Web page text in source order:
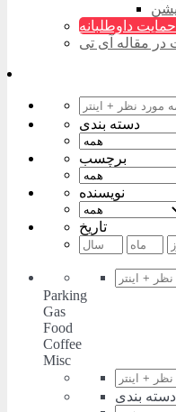
حمایت داوطلبانه
در مقاله آی تی
دسته بندی
برچسب
نویسنده
تاریخ
Parking
Gas
Food
Coffee
Misc
دسته بندی